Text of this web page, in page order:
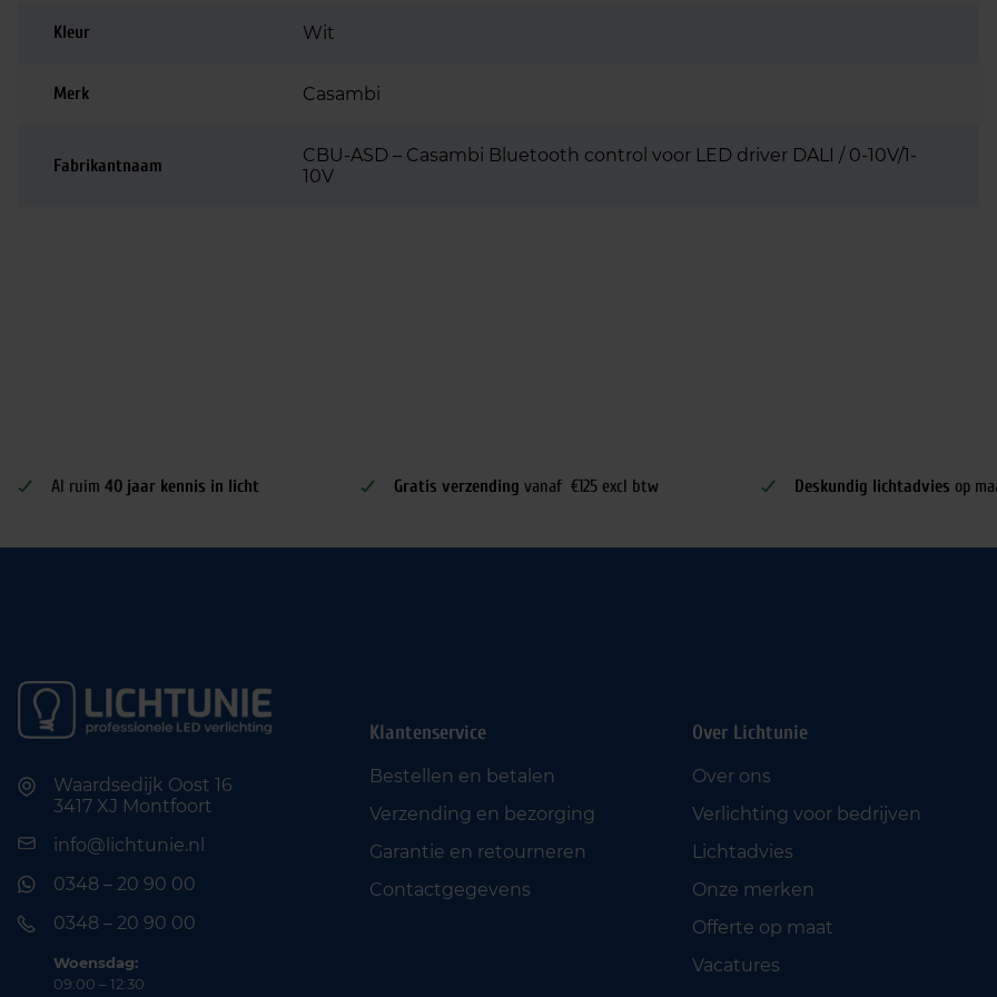
Kleur Wit
Merk Casambi
Fabrikantnaam
CBU-ASD – Casambi Bluetooth control voor LED driver DALI / 0-10V/1-
10V
Al ruim 40 jaar kennis in licht Gratis verzending vanaf €125 excl btw Deskundig lichtadvies op
Waardsedijk Oost 16
3417 XJ Montfoort
info@lichtunie.nl
0348 – 20 90 00
0348 – 20 90 00
Woensdag:
09:00 – 12:30
Klantenservice
Bestellen en betalen
Verzending en bezorging
Garantie en retourneren
Contactgegevens
Over Lichtunie
Over ons
Verlichting voor bedrijven
Lichtadvies
Onze merken
Offerte op maat
Vacatures